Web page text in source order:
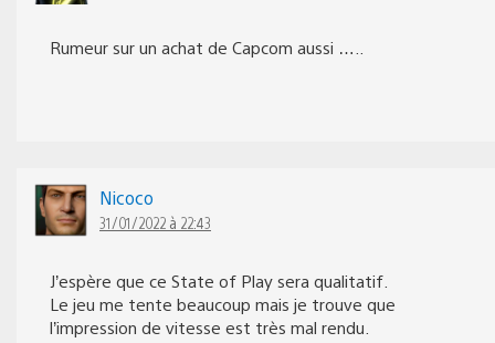
Rumeur sur un achat de Capcom aussi …..
Nicoco
31/01/2022 à 22:43
J’espère que ce State of Play sera qualitatif.
Le jeu me tente beaucoup mais je trouve que
l’impression de vitesse est très mal rendu.